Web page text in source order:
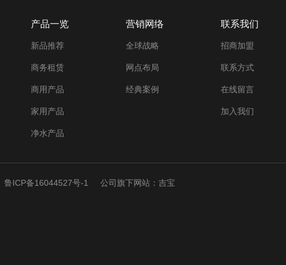
产品一览
新品推荐
商务租赁
商用产品
家用产品
净水产品
营销网络
全球战略
网点布局
经典案例
联系我们
招商加盟
联系方式
在线留言
加入我们
鲁ICP备16044527号-1 公司旗下网站：吉宝